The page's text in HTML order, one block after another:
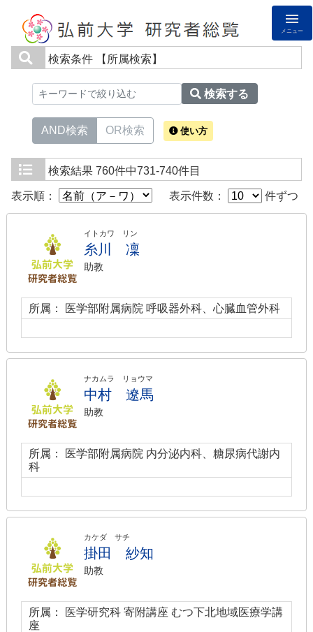
メニュー
検索条件 【所属検索】
検索する
AND検索 OR検索 使い方
検索結果 760件中731-740件目
表示順： 表示件数： 件ずつ
イトカワ リン
糸川 凜
助教
所属： 医学部附属病院 呼吸器外科、心臓血管外科
ナカムラ リョウマ
中村 遼馬
助教
所属： 医学部附属病院 内分泌内科、糖尿病代謝内
科
カケダ サチ
掛田 紗知
助教
所属： 医学研究科 寄附講座 むつ下北地域医療学講
座